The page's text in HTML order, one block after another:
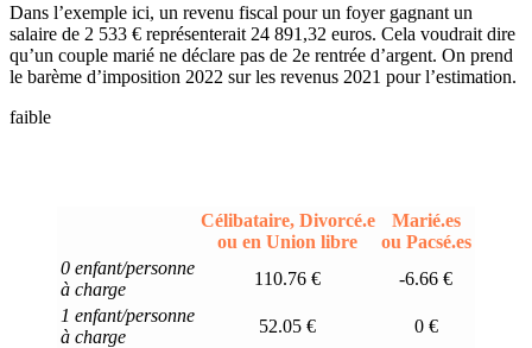
Dans l’exemple ici, un revenu fiscal pour un foyer gagnant un
salaire de 2 533 € représenterait 24 891,32 euros. Cela voudrait dire
qu’un couple marié ne déclare pas de 2e rentrée d’argent. On prend
le barème d’imposition 2022 sur les revenus 2021 pour l’estimation.
faible
Célibataire, Divorcé.e
ou en Union libre
Marié.es
ou Pacsé.es
0 enfant/personne
à charge
110.76 €
-6.66 €
1 enfant/personne
à charge
52.05 €
0 €